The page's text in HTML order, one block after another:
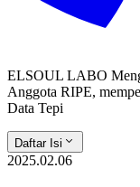
ELSOUL LABO
Anggota RIPE,
Data Tepi
Daftar Isi
2025.02.06